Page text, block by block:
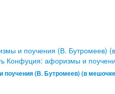
Конфуция: афоризмы и
(В. Бутромеев) (в